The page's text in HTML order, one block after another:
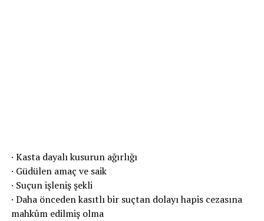
· Kasta dayalı kusurun ağırlığı
· Güdülen amaç ve saik
· Suçun işleniş şekli
· Daha önceden kasıtlı bir suçtan dolayı hapis cezasına
mahkûm edilmiş olma